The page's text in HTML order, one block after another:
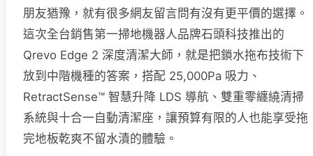
朋友猶豫，就有很多網友留言問有沒有更平價的選擇。
這次全台銷售第一掃地機器人品牌石頭科技推出的
Qrevo Edge 2 深度清潔大師，就是把鎖水拖布技術下
放到中階機種的答案，搭配 25,000Pa 吸力、
RetractSense™ 智慧升降 LDS 導航、雙重零纏繞清掃
系統與十合一自動清潔座，讓預算有限的人也能享受拖
完地板乾爽不留水漬的體驗。